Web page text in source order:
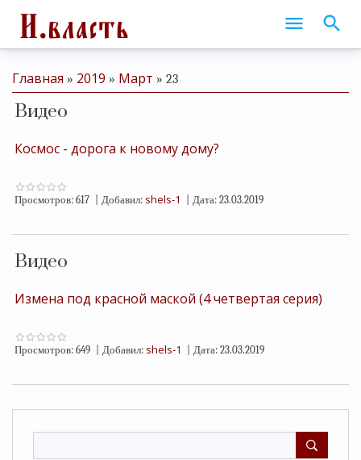
Главная » 2019 » Март » 23
Видео
Космос - дорога к новому дому?
Просмотров: 617 Добавил: shels-1 Дата: 23.03.2019
Видео
Измена под красной маской (4 четвертая серия)
Просмотров: 649 Добавил: shels-1 Дата: 23.03.2019